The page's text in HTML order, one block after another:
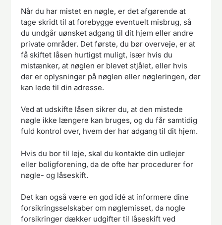
Når du har mistet en nøgle, er det afgørende at
tage skridt til at forebygge eventuelt misbrug, så
du undgår uønsket adgang til dit hjem eller andre
private områder. Det første, du bør overveje, er at
få skiftet låsen hurtigst muligt, især hvis du
mistænker, at nøglen er blevet stjålet, eller hvis
der er oplysninger på nøglen eller nøgleringen, der
kan lede til din adresse.
Ved at udskifte låsen sikrer du, at den mistede
nøgle ikke længere kan bruges, og du får samtidig
fuld kontrol over, hvem der har adgang til dit hjem.
Hvis du bor til leje, skal du kontakte din udlejer
eller boligforening, da de ofte har procedurer for
nøgle- og låseskift.
Det kan også være en god idé at informere dine
forsikringsselskaber om nøglemisset, da nogle
forsikringer dækker udgifter til låseskift ved